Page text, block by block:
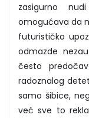
zasigurno
omogućava da
futurističko
odmazde
često
radoznalog
samo šibice,
već sve to